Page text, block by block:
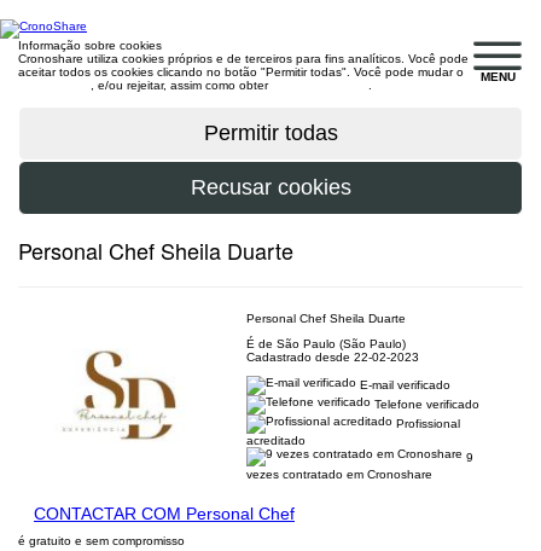
MENU
Informação sobre cookies
Cronoshare utiliza cookies próprios e de terceiros para fins analíticos. Você pode
aceitar todos os cookies clicando no botão "Permitir todas". Você pode mudar o
, e/ou rejeitar, assim como obter
Personal Chef Sheila Duarte
Personal Chef Sheila Duarte
É de São Paulo (São Paulo)
Cadastrado desde 22-02-2023
E-mail verificado
Telefone verificado
Profissional
acreditado
9
vezes contratado em Cronoshare
CONTACTAR COM Personal Chef
é gratuito e sem compromisso